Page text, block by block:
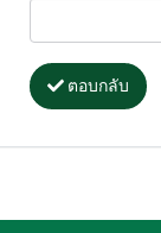
ตอบกลับ